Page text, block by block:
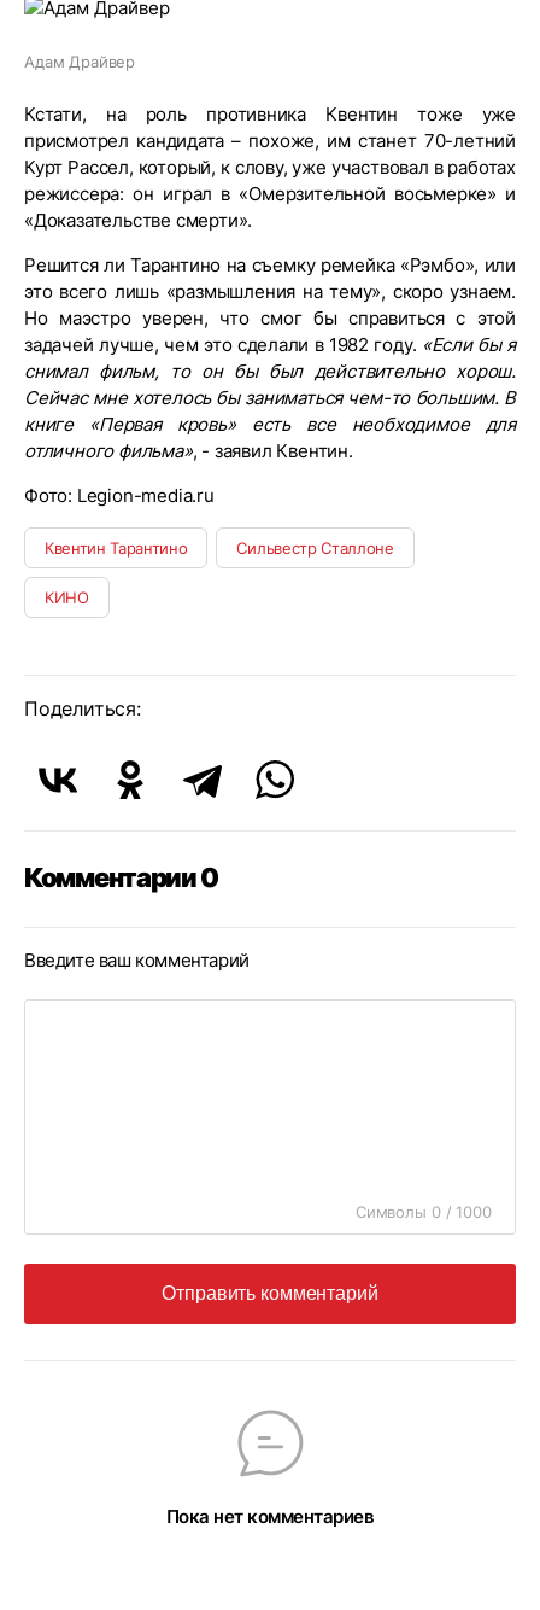
Адам Драйвер
Кстати, на роль противника Квентин тоже уже
присмотрел кандидата – похоже, им станет 70-летний
Курт Рассел, который, к слову, уже участвовал в работах
режиссера: он играл в «Омерзительной восьмерке» и
«Доказательстве смерти».
Решится ли Тарантино на съемку ремейка «Рэмбо», или
это всего лишь «размышления на тему», скоро узнаем.
Но маэстро уверен, что смог бы справиться с этой
задачей лучше, чем это сделали в 1982 году. «Если бы я
снимал фильм, то он бы был действительно хорош.
Сейчас мне хотелось бы заниматься чем-то большим. В
книге «Первая кровь» есть все необходимое для
отличного фильма», - заявил Квентин.
Фото: Legion-media.ru
Квентин Тарантино Сильвестр Сталлоне
КИНО
Поделиться:
Комментарии 0
Введите ваш комментарий
Символы 0 / 1000
Отправить комментарий
Пока нет комментариев